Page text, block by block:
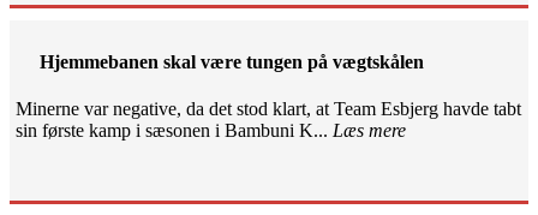
Hjemmebanen skal være tungen på vægtskålen
Minerne var negative, da det stod klart, at Team Esbjerg havde tabt
sin første kamp i sæsonen i Bambuni K... Læs mere